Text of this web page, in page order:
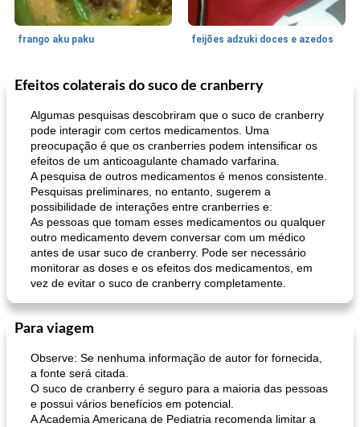
frango aku paku feijões adzuki doces e azedos
30min
Bolos
muffins de farelo de harriet
Sudoeste da Ásia (Oriente Médio)
sopa de lentilha líbia
Efeitos colaterais do suco de cranberry
Algumas pesquisas descobriram que o suco de cranberry
pode interagir com certos medicamentos. Uma
preocupação é que os cranberries podem intensificar os
efeitos de um anticoagulante chamado varfarina.
A pesquisa de outros medicamentos é menos consistente.
Pesquisas preliminares, no entanto, sugerem a
possibilidade de interações entre cranberries e:
As pessoas que tomam esses medicamentos ou qualquer
outro medicamento devem conversar com um médico
antes de usar suco de cranberry. Pode ser necessário
monitorar as doses e os efeitos dos medicamentos, em
vez de evitar o suco de cranberry completamente.
Para viagem
Observe: Se nenhuma informação de autor for fornecida,
a fonte será citada.
O suco de cranberry é seguro para a maioria das pessoas
e possui vários benefícios em potencial.
A Academia Americana de Pediatria recomenda limitar a